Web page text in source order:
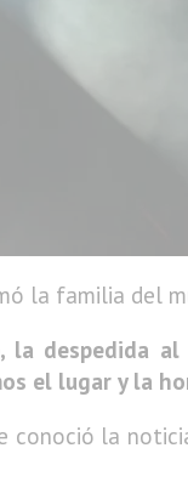
la familia del
la despedida
el lugar y la
conoció la